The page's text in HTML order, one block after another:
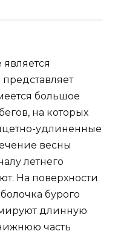
является
большое
на которых
удлиненные
весны
летнего
На поверхности
бурого
длинную
часть